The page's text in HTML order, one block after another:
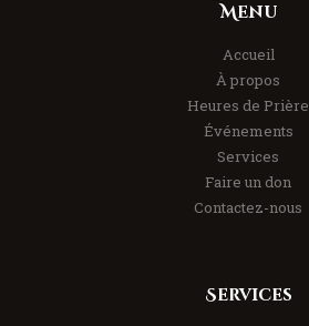
Menu
Accueil
À propos
Heures de Prière
Événements
Services
Faire un don
Contactez-nous
Services